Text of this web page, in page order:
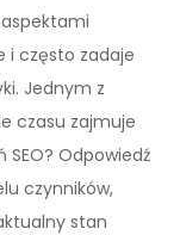
i często zadaje
Jednym z
czasu zajmuje
Odpowiedź
czynników,
stan